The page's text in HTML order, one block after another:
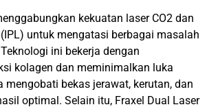
kekuatan laser CO2 dan
untuk mengatasi berbagai masalah
ini bekerja dengan
kolagen dan meminimalkan luka
mengobati bekas jerawat, kerutan, dan
optimal. Selain itu, Fraxel Dual Laser